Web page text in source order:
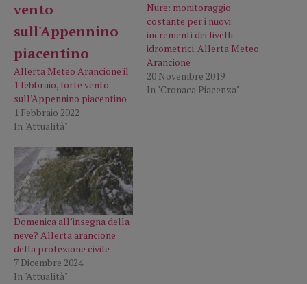
Allerta Meteo Arancione il
1 febbraio, forte vento
sull’Appennino piacentino
1 Febbraio 2022
In "Attualità"
Nure: monitoraggio
costante per i nuovi
incrementi dei livelli
idrometrici. Allerta Meteo
Arancione
20 Novembre 2019
In "Cronaca Piacenza"
Domenica all’insegna della
neve? Allerta arancione
della protezione civile
7 Dicembre 2024
In "Attualità"